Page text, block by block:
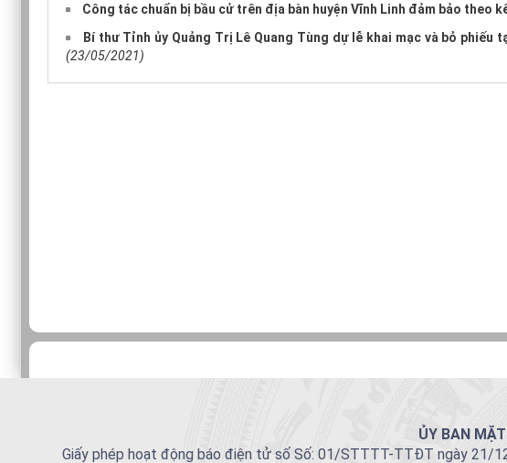
Công tác chuẩn bị bầu cử trên địa bàn huyện Vĩnh Linh đảm bảo theo
Bí thư Tỉnh ủy Quảng Trị Lê Quang Tùng dự lễ khai mạc và bỏ
(23/05/2021)
ỦY BAN
Giấy phép hoạt động báo điện tử số Số: 01/STTTT-TTĐT ngày 21/